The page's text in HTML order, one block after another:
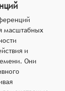
масштабных
и
Они